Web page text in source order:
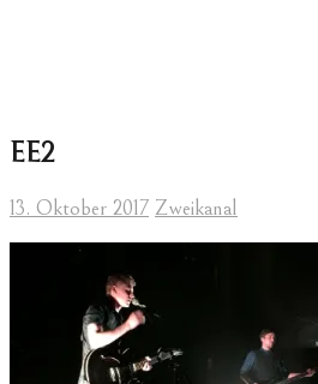
EE2
13. Oktober 2017 Zweikanal